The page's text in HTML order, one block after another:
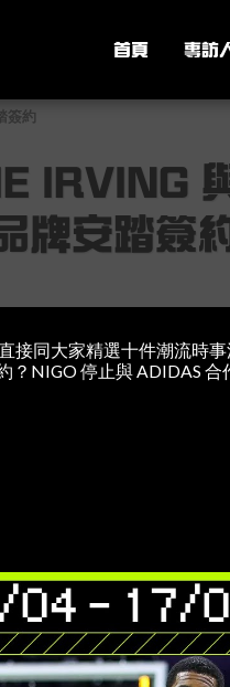
首頁 專訪
簽約
IRVING
牌安踏簽約
接同大家精選十件潮流時
NIGO 停止與 ADIDAS 合